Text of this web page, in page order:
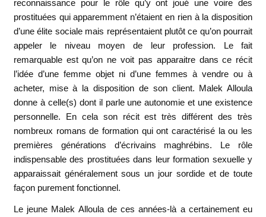
reconnaissance pour le rôle qu’y ont joué une voire des
prostituées qui apparemment n’étaient en rien à la disposition
d’une élite sociale mais représentaient plutôt ce qu’on pourrait
appeler le niveau moyen de leur profession. Le fait
remarquable est qu’on ne voit pas apparaitre dans ce récit
l’idée d’une femme objet ni d’une femmes à vendre ou à
acheter, mise à la disposition de son client. Malek Alloula
donne à celle(s) dont il parle une autonomie et une existence
personnelle. En cela son récit est très différent des très
nombreux romans de formation qui ont caractérisé la ou les
premières générations d’écrivains maghrébins. Le rôle
indispensable des prostituées dans leur formation sexuelle y
apparaissait généralement sous un jour sordide et de toute
façon purement fonctionnel.
Le jeune Malek Alloula de ces années-là a certainement eu